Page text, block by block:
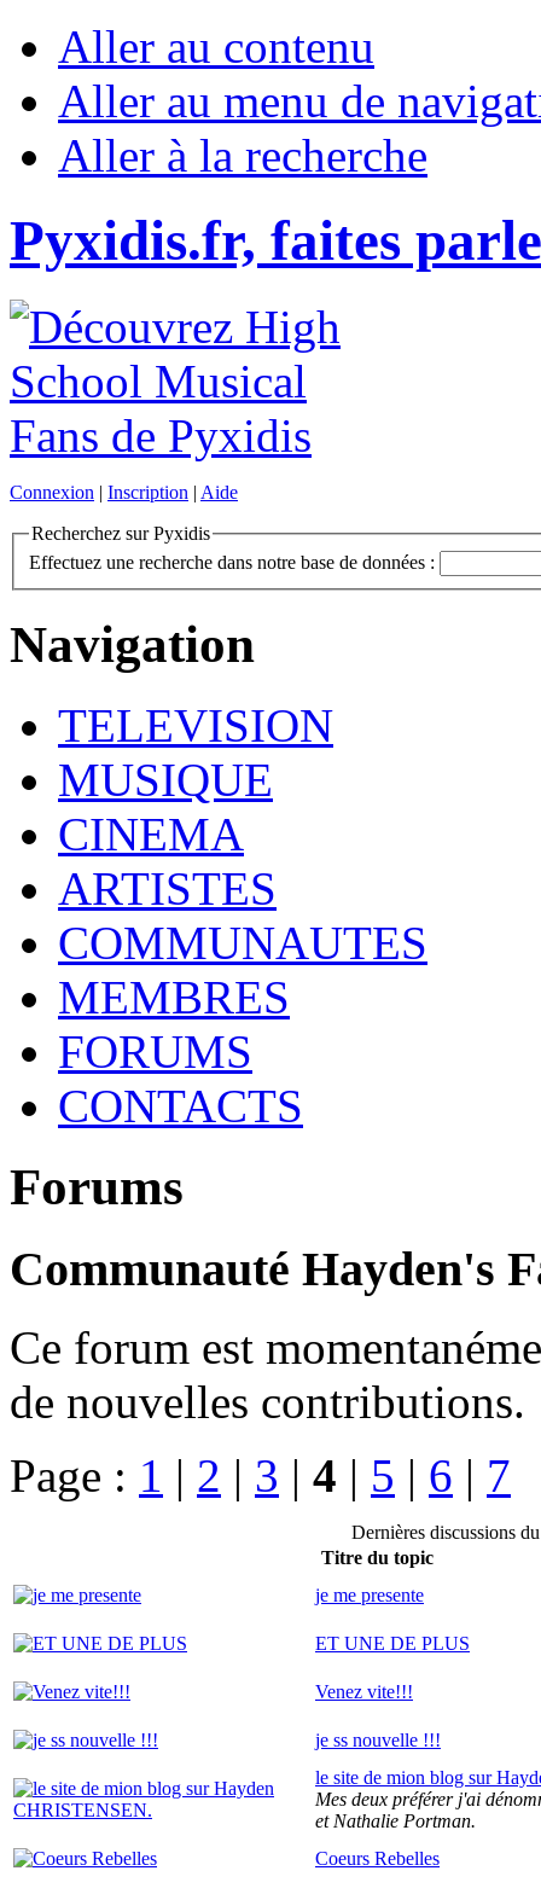
Aller au contenu
Aller au menu de
Aller à la recherche
Pyxidis.fr, faites
Connexion | Inscription | Aide
Recherchez sur Pyxidis
Effectuez une recherche dans notre base de données :
Navigation
TELEVISION
MUSIQUE
CINEMA
ARTISTES
COMMUNAUTES
MEMBRES
FORUMS
CONTACTS
Forums
Communauté Hayden's
Ce forum est
de nouvelles contributions.
Page : 1 | 2 | 3 | 4 | 5 | 6 | 7
Dernières discussions
Titre du topic
je me presente
ET UNE DE PLUS
Venez vite!!!
je ss nouvelle !!!
le site de mion blog sur
Mes deux préférer j'ai
et Nathalie Portman.
Coeurs Rebelles